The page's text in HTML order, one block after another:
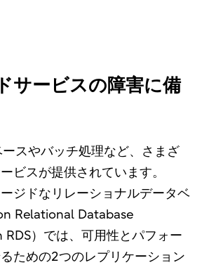
サービスの障害に備
スやバッチ処理など、さまざ
ビスが提供されています。
ジドなリレーショナルデータベ
Relational Database
）では、可用性とパフォー
ための2つのレプリケーション